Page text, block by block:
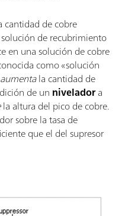
de cobre
de recubrimiento
en una solución de cobre
como «solución
la cantidad de
de un niveladora
la altura del pico de cobre.
sobre la tasa de
que el del supresor